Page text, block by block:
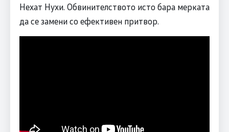
Нехат Нухи. Обвинителството исто бара мерката
да се замени со ефективен притвор.